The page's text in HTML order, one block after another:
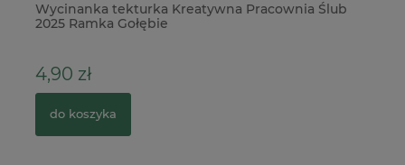
Wycinanka tekturka Kreatywna Pracownia Ślub
2025 Ramka Gołębie
4,90 zł
do koszyka